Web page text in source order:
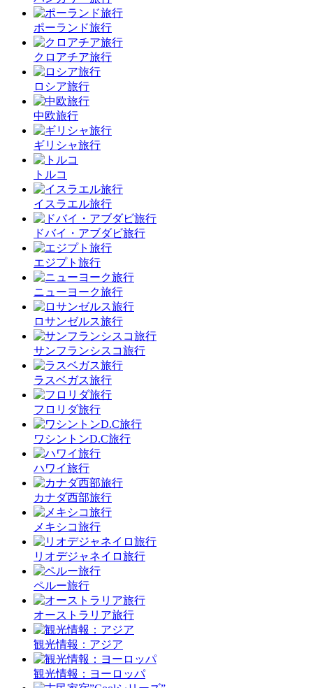
ポーランド旅行
クロアチア旅行
ロシア旅行
中欧旅行
ギリシャ旅行
トルコ
イスラエル旅行
ドバイ・アブダビ旅行
エジプト旅行
ニューヨーク旅行
ロサンゼルス旅行
サンフランシスコ旅行
ラスベガス旅行
フロリダ旅行
ワシントンD.C旅行
ハワイ旅行
カナダ西部旅行
メキシコ旅行
リオデジャネイロ旅行
ペルー旅行
オーストラリア旅行
観光情報：アジア
観光情報：ヨーロッパ